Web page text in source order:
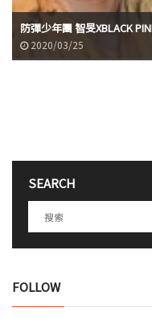
防彈少年團 智旻XBLACK
2020/03/25
SEARCH
FOLLOW